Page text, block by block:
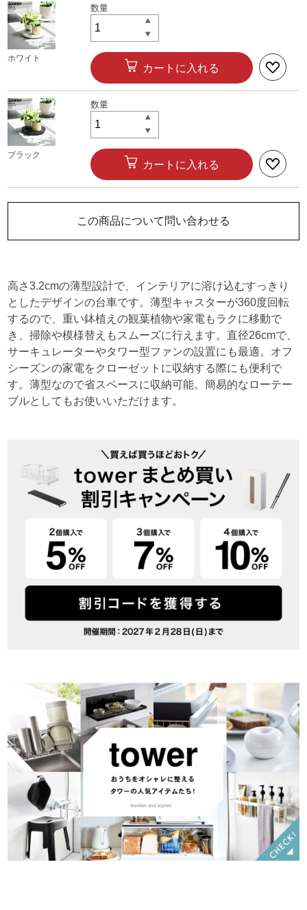
ホワイト
カートに入れる
ブラック
カートに入れる
この商品について問い合わせる
高さ3.2cmの薄型設計で、インテリアに溶け込むすっきり
としたデザインの台車です。薄型キャスターが360度回転
するので、重い鉢植えの観葉植物や家電もラクに移動で
き、掃除や模様替えもスムーズに行えます。直径26cmで、
サーキュレーターやタワー型ファンの設置にも最適。オフ
シーズンの家電をクローゼットに収納する際にも便利で
す。薄型なので省スペースに収納可能。簡易的なローテー
ブルとしてもお使いいただけます。